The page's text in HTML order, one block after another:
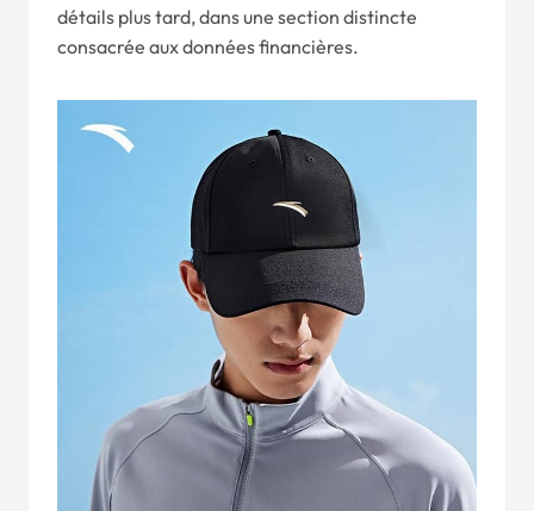
détails plus tard, dans une section distincte
consacrée aux données financières.